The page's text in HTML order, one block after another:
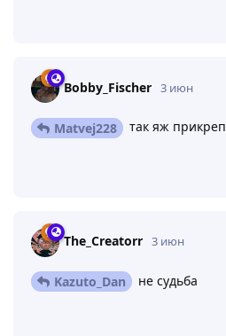
Bobby_Fischer 3 июн
Matvej228 так яж
The_Creatorr 3 июн
Kazuto_Dan не судьба